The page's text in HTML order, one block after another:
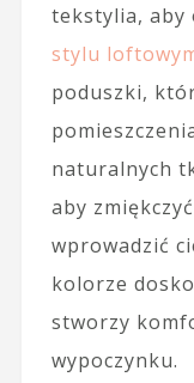
tekstylia, aby
stylu
poduszki,
naturalnych
aby
wprowadzić
kolorze
stworzy
wypoczynku.